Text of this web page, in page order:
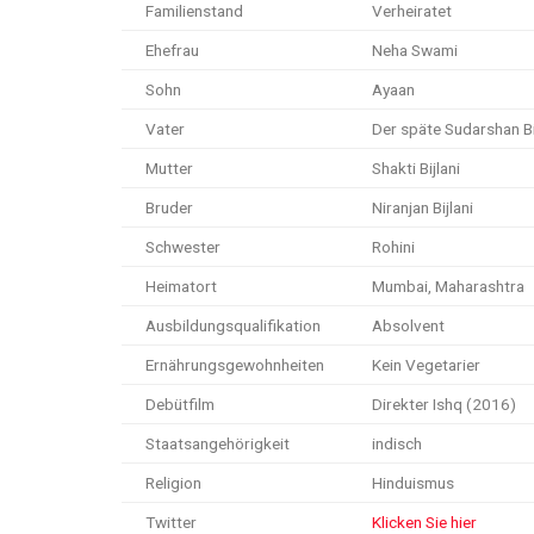
Familienstand Verheiratet
Ehefrau Neha Swami
Sohn Ayaan
Vater Der späte Sudarshan
Mutter Shakti Bijlani
Bruder Niranjan Bijlani
Schwester Rohini
Heimatort Mumbai, Maharashtra
Ausbildungsqualifikation Absolvent
Ernährungsgewohnheiten Kein Vegetarier
Debütfilm Direkter Ishq (2016)
Staatsangehörigkeit indisch
Religion Hinduismus
Twitter Klicken Sie hier